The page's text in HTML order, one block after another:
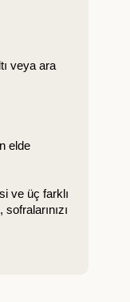
veya ara
elde
ve üç farklı